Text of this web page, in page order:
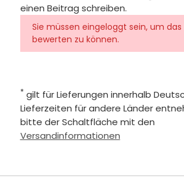
einen Beitrag schreiben.
Sie müssen eingeloggt sein, um das
bewerten zu können.
* gilt für Lieferungen innerhalb
Lieferzeiten für andere Länder
bitte der Schaltfläche mit den
Versandinformationen